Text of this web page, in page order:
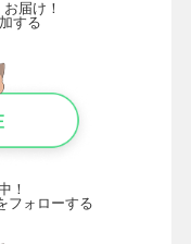
届け！
する
！
フォローする